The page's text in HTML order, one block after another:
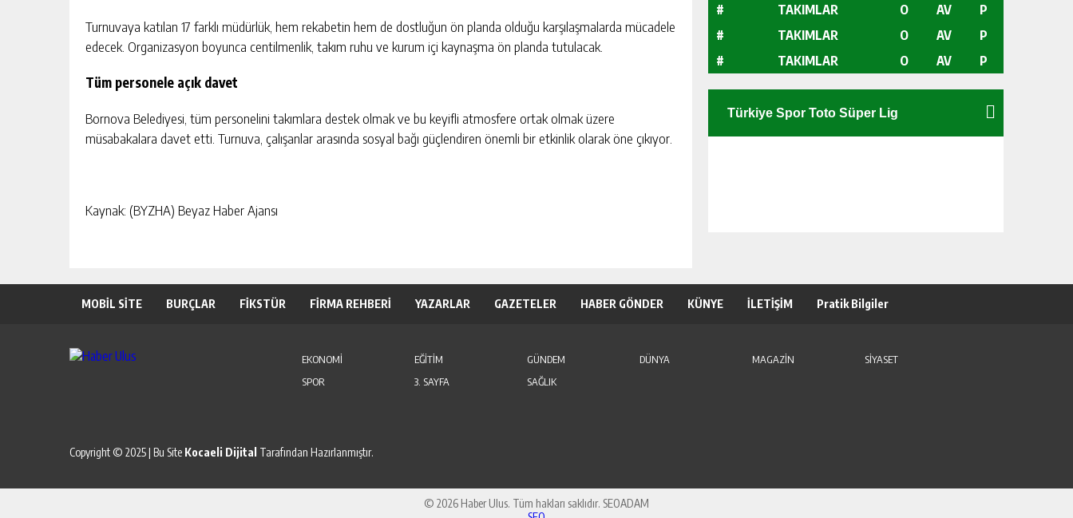
Turnuvaya katılan 17 farklı müdürlük, hem rekabetin hem de dostluğun ön planda olduğu karşılaşmalarda mücadele
edecek. Organizasyon boyunca centilmenlik, takım ruhu ve kurum içi kaynaşma ön planda tutulacak.
Tüm personele açık davet
Bornova Belediyesi, tüm personelini takımlara destek olmak ve bu keyifli atmosfere ortak olmak üzere
müsabakalara davet etti. Turnuva, çalışanlar arasında sosyal bağı güçlendiren önemli bir etkinlik olarak öne çıkıyor.
Kaynak: (BYZHA) Beyaz Haber Ajansı
#
TAKIMLAR O AV
P
#
TAKIMLAR O AV
P
#
TAKIMLAR O AV P
MOBİL SİTE BURÇLAR FİKSTÜR FİRMA REHBERİ YAZARLAR GAZETELER HABER GÖNDER KÜNYE İLETİŞİM Pratik Bilgiler
EKONOMİ EĞİTİM GÜNDEM DÜNYA MAGAZİN
SİYASET
SPOR
3. SAYFA SAĞLIK
Copyright © 2025 | Bu Site Kocaeli Dijital Tarafından Hazırlanmıştır.
© 2026 Haber Ulus. Tüm hakları saklıdır. SEOADAM